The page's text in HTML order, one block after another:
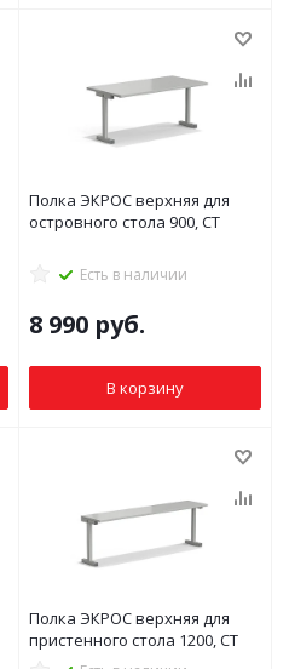
Полка ЭКРОС верхняя для
островного стола 900, СТ
Есть в наличии
8 990 руб.
В корзину
Полка ЭКРОС верхняя для
пристенного стола 1200, СТ